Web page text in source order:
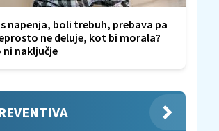
napenja, boli trebuh, prebava pa
ne deluje, kot bi morala?
ni naključje